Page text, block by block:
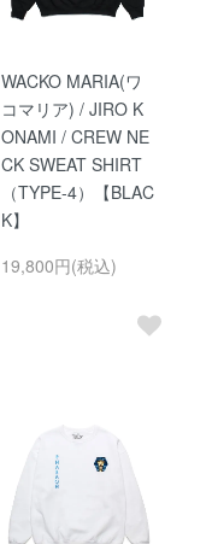
WACKO MARIA(ワ
コマリア) / JIRO K
ONAMI / CREW NE
CK SWEAT SHIRT
（TYPE-4）【BLAC
K】
19,800円(税込)